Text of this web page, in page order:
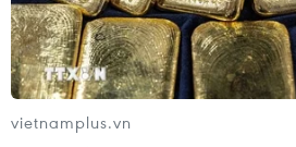
vietnamplus.vn